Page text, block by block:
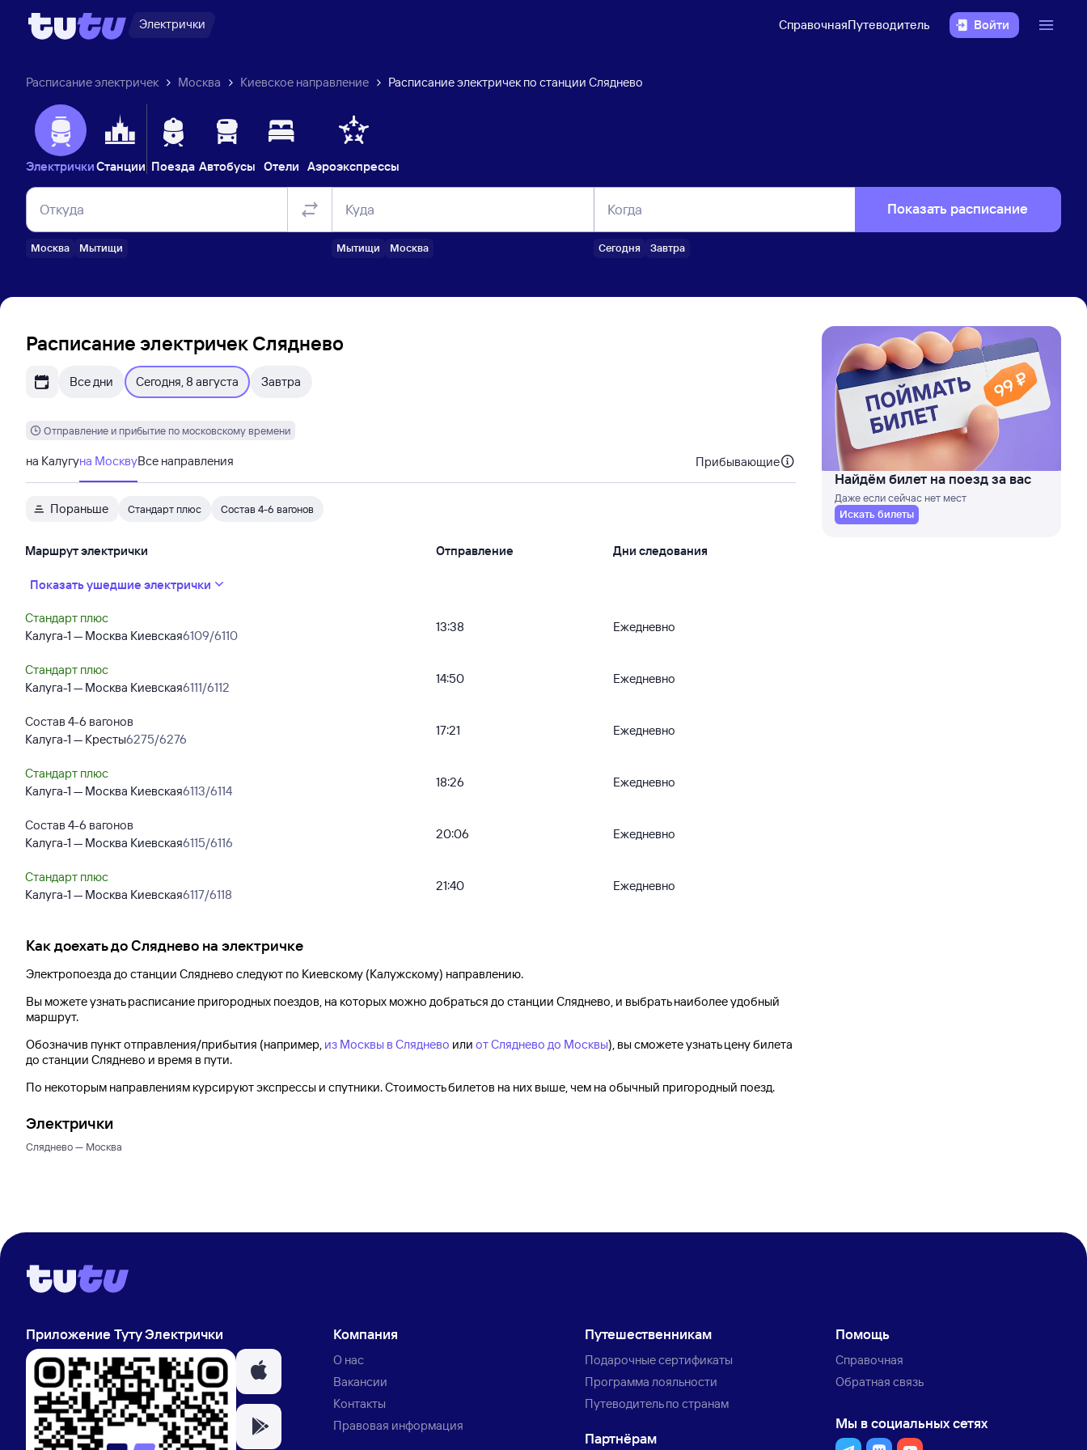
Электрички СправочнаяПутеводитель Войти
Расписание электричек Москва Киевское направление Расписание электричек по станции Сляднево
ЭлектричкиСтанции Поезда Автобусы Отели Аэроэкспрессы
Откуда
Москва Мытищи
Куда
Мытищи Москва
Когда
Сегодня Завтра
Показать расписание
Расписание электричек Сляднево
Все дни Сегодня, 8 августа Завтра
Отправление и прибытие по московскому времени
на Калугуна МосквуВсе направления Прибывающие
Пораньше Стандарт плюс Состав 4-6 вагонов
Маршрут электрички Отправление Дни следования
Показать ушедшие электрички
Стандарт плюс
Калуга-1 — Москва Киевская6109/6110
13:38 Ежедневно
Стандарт плюс
Калуга-1 — Москва Киевская6111/6112
14:50 Ежедневно
Состав 4-6 вагонов
Калуга-1 — Кресты6275/6276
17:21 Ежедневно
Стандарт плюс
Калуга-1 — Москва Киевская6113/6114
18:26 Ежедневно
Состав 4-6 вагонов
Калуга-1 — Москва Киевская6115/6116
20:06 Ежедневно
Стандарт плюс
Калуга-1 — Москва Киевская6117/6118
21:40 Ежедневно
Как доехать доСляднево на электричке
Электропоезда до станции Сляднево следуют по Киевскому (Калужскому) направлению.
Вы можете узнать расписание пригородных поездов, на которых можно добраться до станции Сляднево, и выбрать наиболее удобный
маршрут.
Обозначив пункт отправления/прибытия (например, из Москвы в Сляднево или от Сляднево до Москвы), вы сможете узнать цену билета
до станции Сляднево и время в пути.
По некоторым направлениям курсируют экспрессы и спутники. Стоимость билетов на них выше, чем на обычный пригородный поезд.
Электрички
Сляднево — Москва
Найдём билет на поезд за вас
Даже если сейчас нет мест
Искать билеты
Приложение Туту Электрички Компания
О нас
Вакансии
Контакты
Правовая информация
Путешественникам
Подарочные сертификаты
Программа лояльности
Путеводитель по странам
Партнёрам
Помощь
Справочная
Обратная связь
Мы в социальных сетях